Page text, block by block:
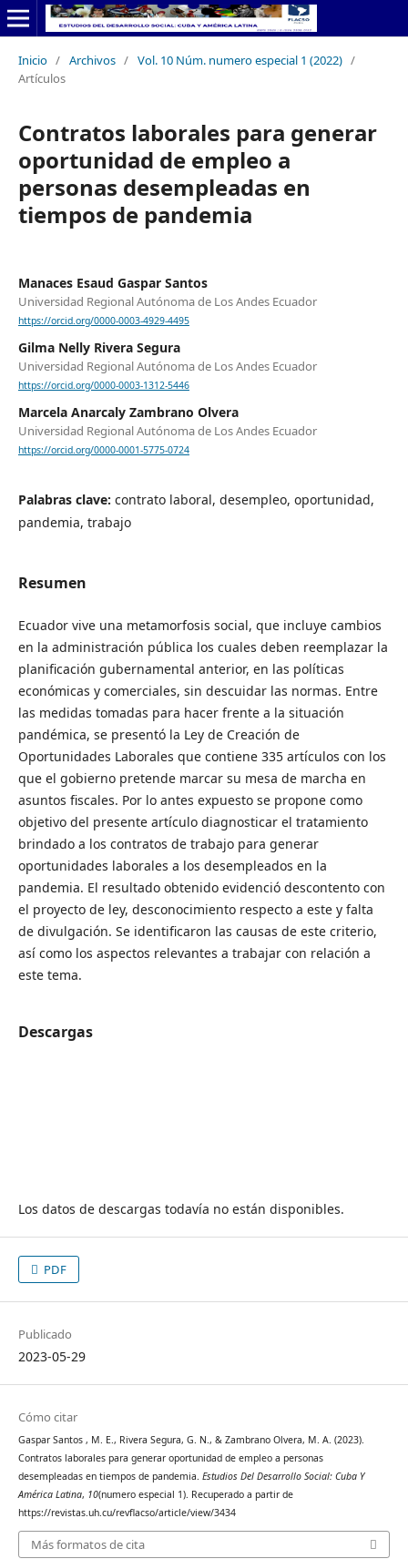
Inicio / Archivos / Vol. 10 Núm. numero especial 1 (2022) /
Artículos
Contratos laborales para generar
oportunidad de empleo a
personas desempleadas en
tiempos de pandemia
Manaces Esaud Gaspar Santos
Universidad Regional Autónoma de Los Andes Ecuador
https://orcid.org/0000-0003-4929-4495
Gilma Nelly Rivera Segura
Universidad Regional Autónoma de Los Andes Ecuador
https://orcid.org/0000-0003-1312-5446
Marcela Anarcaly Zambrano Olvera
Universidad Regional Autónoma de Los Andes Ecuador
https://orcid.org/0000-0001-5775-0724
Palabras clave: contrato laboral, desempleo, oportunidad,
pandemia, trabajo
Resumen
Ecuador vive una metamorfosis social, que incluye cambios
en la administración pública los cuales deben reemplazar la
planificación gubernamental anterior, en las políticas
económicas y comerciales, sin descuidar las normas. Entre
las medidas tomadas para hacer frente a la situación
pandémica, se presentó la Ley de Creación de
Oportunidades Laborales que contiene 335 artículos con los
que el gobierno pretende marcar su mesa de marcha en
asuntos fiscales. Por lo antes expuesto se propone como
objetivo del presente artículo diagnosticar el tratamiento
brindado a los contratos de trabajo para generar
oportunidades laborales a los desempleados en la
pandemia. El resultado obtenido evidenció descontento con
el proyecto de ley, desconocimiento respecto a este y falta
de divulgación. Se identificaron las causas de este criterio,
así como los aspectos relevantes a trabajar con relación a
este tema.
Descargas
Los datos de descargas todavía no están disponibles.
PDF
Publicado
2023-05-29
Cómo citar
Gaspar Santos , M. E., Rivera Segura, G. N., & Zambrano Olvera, M. A. (2023).
Contratos laborales para generar oportunidad de empleo a personas
desempleadas en tiempos de pandemia. Estudios Del Desarrollo Social: Cuba Y
América Latina, 10(numero especial 1). Recuperado a partir de
https://revistas.uh.cu/revflacso/article/view/3434
Más formatos de cita